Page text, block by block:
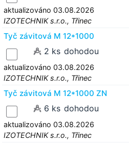
aktualizováno 03.08.2026
IZOTECHNIK s.r.o., Třinec
Tyč závitová M 12*1000
2 ks dohodou
aktualizováno 03.08.2026
IZOTECHNIK s.r.o., Třinec
Tyč závitová M 12*1000 ZN
6 ks dohodou
aktualizováno 03.08.2026
IZOTECHNIK s.r.o., Třinec